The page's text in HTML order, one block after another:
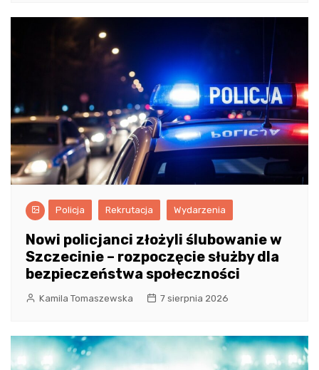
Policja Rekrutacja Wydarzenia
Nowi policjanci złożyli ślubowanie w
Szczecinie – rozpoczęcie służby dla
bezpieczeństwa społeczności
Kamila Tomaszewska 7 sierpnia 2026